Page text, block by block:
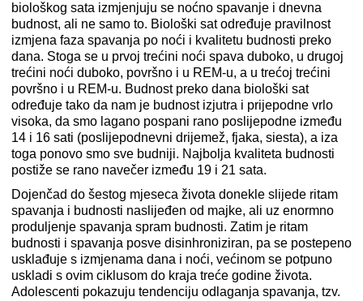
biološkog sata izmjenjuju se noćno spavanje i dnevna
budnost, ali ne samo to. Biološki sat određuje pravilnost
izmjena faza spavanja po noći i kvalitetu budnosti preko
dana. Stoga se u prvoj trećini noći spava duboko, u drugoj
trećini noći duboko, površno i u REM-u, a u trećoj trećini
površno i u REM-u. Budnost preko dana biološki sat
određuje tako da nam je budnost izjutra i prijepodne vrlo
visoka, da smo lagano pospani rano poslijepodne između
14 i 16 sati (poslijepodnevni drijemež, fjaka, siesta), a iza
toga ponovo smo sve budniji. Najbolja kvaliteta budnosti
postiže se rano navečer između 19 i 21 sata.
Dojenčad do šestog mjeseca života donekle slijede ritam
spavanja i budnosti naslijeđen od majke, ali uz enormno
produljenje spavanja spram budnosti. Zatim je ritam
budnosti i spavanja posve disinhroniziran, pa se postepeno
usklađuje s izmjenama dana i noći, većinom se potpuno
uskladi s ovim ciklusom do kraja treće godine života.
Adolescenti pokazuju tendenciju odlaganja spavanja, tzv.